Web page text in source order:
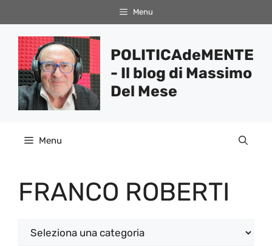
al
contenuto
Menu
POLITICAdeMENTE
- Il blog di Massimo
Del Mese
Menu
FRANCO ROBERTI
Categorie